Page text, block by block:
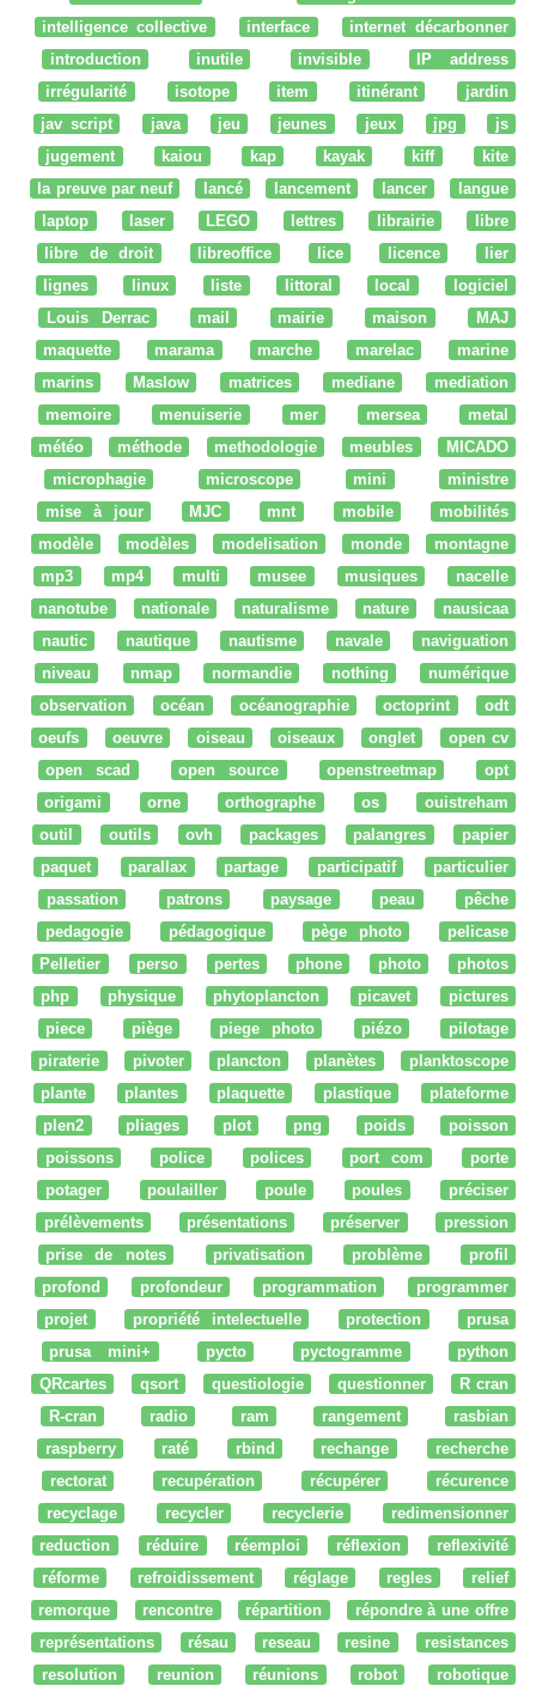
intelligence collective
interface
internet décarbonner
introduction
inutile invisible
IP address
irrégularité
isotope item itinérant
jardin
jav script
java jeu jeunes jeux jpg
js
jugement
kaiou kap kayak kiff
kite
la preuve par neuf
lancé lancement lancer
langue
laptop
laser LEGO lettres librairie
libre
libre de droit
libreoffice lice licence
lier
lignes
linux liste littoral local
logiciel
Louis Derrac
mail mairie maison
MAJ
maquette
marama marche marelac
marine
marins
Maslow matrices mediane
mediation
memoire
menuiserie mer mersea
metal
météo
méthode methodologie meubles
MICADO
microphagie
microscope mini
ministre
mise à jour
MJC mnt mobile
mobilités
modèle
modèles modelisation monde
montagne
mp3
mp4 multi musee musiques
nacelle
nanotube
nationale naturalisme nature
nausicaa
nautic
nautique nautisme navale
naviguation
niveau
nmap normandie nothing
numérique
observation
océan océanographie octoprint
odt
oeufs
oeuvre oiseau oiseaux onglet
open cv
open scad
open source openstreetmap
opt
origami
orne orthographe os
ouistreham
outil
outils ovh packages palangres
papier
paquet
parallax partage participatif
particulier
passation
patrons paysage peau
pêche
pedagogie
pédagogique pège photo
pelicase
Pelletier
perso pertes phone photo
photos
php
physique phytoplancton picavet
pictures
piece
piège piege photo piézo
pilotage
piraterie
pivoter plancton planètes
planktoscope
plante
plantes plaquette plastique
plateforme
plen2
pliages plot png poids
poisson
poissons
police polices port com
porte
potager
poulailler poule poules
préciser
prélèvements
présentations préserver
pression
prise de notes
privatisation problème
profil
profond
profondeur programmation
programmer
projet
propriété intelectuelle protection
prusa
prusa mini+
pycto pyctogramme
python
QRcartes
qsort questiologie questionner
R cran
R-cran
radio ram rangement
rasbian
raspberry
raté rbind rechange
recherche
rectorat
recupération récupérer
récurence
recyclage
recycler recyclerie
redimensionner
reduction
réduire réemploi réflexion
reflexivité
réforme
refroidissement réglage regles
relief
remorque
rencontre répartition
répondre à une offre
représentations
résau reseau resine
resistances
resolution
reunion réunions robot
robotique